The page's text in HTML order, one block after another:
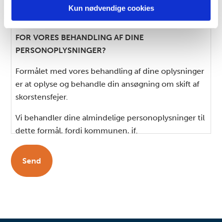
de har indsamlet fra din brug af deres tjenester.
Kun nødvendige cookies
FOR VORES BEHANDLING AF DINE
PERSONOPLYSNINGER?
Formålet med vores behandling af dine oplysninger
er at oplyse og behandle din ansøgning om skift af
skorstensfejer.
Vi behandler dine almindelige personoplysninger til
dette formål, fordi kommunen, jf.
databeskyttelsesforordningens artikel 6, stk. 1, litra
e, har myndighedsopgaven i forhold til at træffe
afgørelse om din ansøgning. Vi behandler kun de